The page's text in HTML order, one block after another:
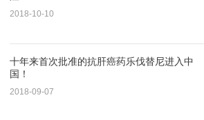
2018-10-10
十年来首次批准的抗肝癌药乐伐替尼进入中
国！
2018-09-07